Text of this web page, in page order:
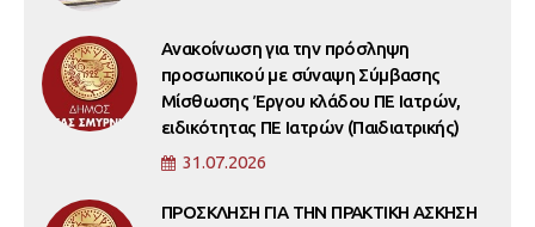
Ανακοίνωση για την πρόσληψη
προσωπικού με σύναψη Σύμβασης
Μίσθωσης Έργου κλάδου ΠΕ Ιατρών,
ειδικότητας ΠΕ Ιατρών (Παιδιατρικής)
31.07.2026
ΠΡΟΣΚΛΗΣΗ ΓΙΑ ΤΗΝ ΠΡΑΚΤΙΚΗ ΑΣΚΗΣΗ